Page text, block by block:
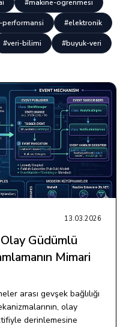
#makine-ogrenmesi
#elektronik
#veri-bilimi #buyuk-veri
13.03.2026
Güdümlü
Mimari
arası gevşek bağlılığı
olay
derinlemesine